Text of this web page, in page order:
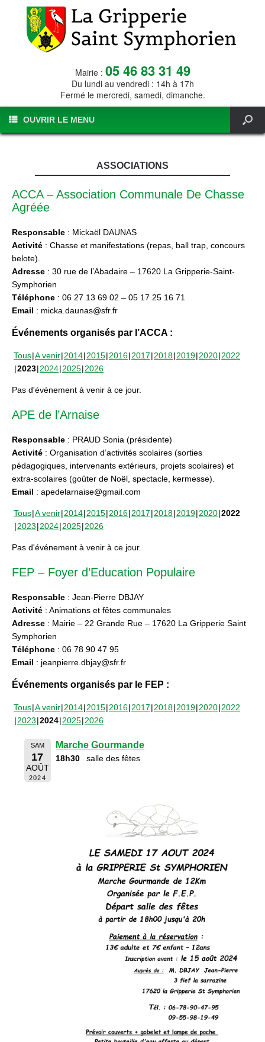
Mairie : 05 46 83 31 49
Du lundi au vendredi : 14h à 17h
Fermé le mercredi, samedi, dimanche.
OUVRIR LE MENU
ASSOCIATIONS
ACCA – Association Communale De Chasse
Agréée
Responsable : Mickaël DAUNAS
Activité : Chasse et manifestations (repas, ball trap, concours
belote).
Adresse : 30 rue de l’Abadaire – 17620 La Gripperie-Saint-
Symphorien
Téléphone : 06 27 13 69 02 – 05 17 25 16 71
Email : micka.daunas@sfr.fr
Événements organisés par l’ACCA :
Tous A venir 2014 2015 2016 2017 2018 2019 2020 2022
2023 2024 2025 2026
Pas d'événement à venir à ce jour.
APE de l’Arnaise
Responsable : PRAUD Sonia (présidente)
Activité : Organisation d’activités scolaires (sorties
pédagogiques, intervenants extérieurs, projets scolaires) et
extra-scolaires (goûter de Noël, spectacle, kermesse).
Email : apedelarnaise@gmail.com
Tous A venir 2014 2015 2016 2017 2018 2019 2020 2022
2023 2024 2025 2026
Pas d'événement à venir à ce jour.
FEP – Foyer d’Education Populaire
Responsable : Jean-Pierre DBJAY
Activité : Animations et fêtes communales
Adresse : Mairie – 22 Grande Rue – 17620 La Gripperie Saint
Symphorien
Téléphone : 06 78 90 47 95
Email : jeanpierre.dbjay@sfr.fr
Événements organisés par le FEP :
Tous A venir 2014 2015 2016 2017 2018 2019 2020 2022
2023 2024 2025 2026
SAM
17
AOÛT
2024
Marche Gourmande
18h30 salle des fêtes